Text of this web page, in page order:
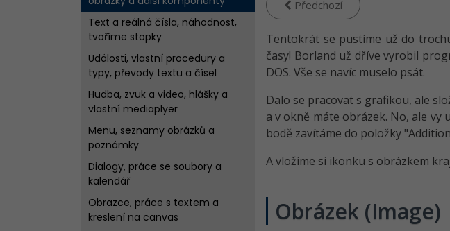
Text a reálná čísla, náhodnost,
tvoříme stopky
Události, vlastní procedury a
typy, převody textu a čísel
Hudba, zvuk a video, hlášky a
vlastní mediaplyer
Menu, seznamy obrázků a
poznámky
Dialogy, práce se soubory a
kalendář
Obrazce, práce s textem a
kreslení na canvas
Předchozí
Tentokrát se pustíme už do
časy! Borland už dříve vyrobil
DOS. Vše se navíc muselo psát.
Dalo se pracovat s grafikou, ale
a v okně máte obrázek. No, ale
bodě zavítáme do položky
A vložíme si ikonku s obrázkem
Obrázek (Image)